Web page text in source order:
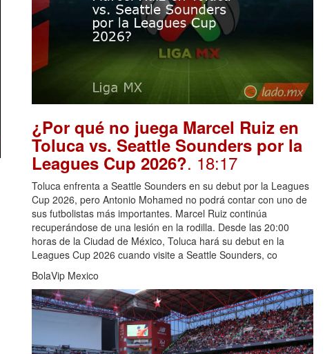
¿Por qué no juega Marcel Ruiz en
Toluca vs. Seattle Sounders por la
Leagues Cup 2026?. 18:17
Toluca enfrenta a Seattle Sounders en su debut por la Leagues
Cup 2026, pero Antonio Mohamed no podrá contar con uno de
sus futbolistas más importantes. Marcel Ruiz continúa
recuperándose de una lesión en la rodilla. Desde las 20:00
horas de la Ciudad de México, Toluca hará su debut en la
Leagues Cup 2026 cuando visite a Seattle Sounders, co
BolaVip Mexico